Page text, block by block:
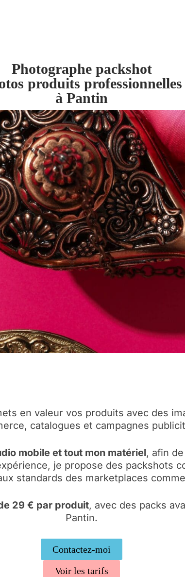
Photographe packshot
produits professionnelles
à Pantin
en valeur vos produits avec des
catalogues et campagnes
mobile et tout mon matériel, afin
je propose des packshots
standards des marketplaces
29 € par produit, avec des packs
Pantin.
Contactez-moi
Voir les tarifs